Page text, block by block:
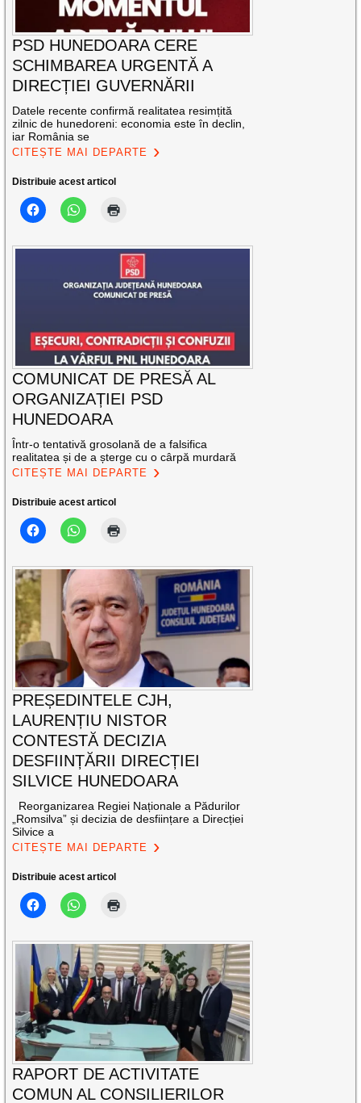
PSD HUNEDOARA CERE
SCHIMBAREA URGENTĂ A
DIRECȚIEI GUVERNĂRII
Datele recente confirmă realitatea resimțită
zilnic de hunedoreni: economia este în declin,
iar România se
CITEȘTE MAI DEPARTE
Distribuie acest articol
COMUNICAT DE PRESĂ AL
ORGANIZAȚIEI PSD
HUNEDOARA
Într-o tentativă grosolană de a falsifica
realitatea și de a șterge cu o cârpă murdară
CITEȘTE MAI DEPARTE
Distribuie acest articol
PREȘEDINTELE CJH,
LAURENȚIU NISTOR
CONTESTĂ DECIZIA
DESFIINȚĂRII DIRECȚIEI
SILVICE HUNEDOARA
Reorganizarea Regiei Naționale a Pădurilor
„Romsilva” și decizia de desființare a Direcției
Silvice a
CITEȘTE MAI DEPARTE
Distribuie acest articol
RAPORT DE ACTIVITATE
COMUN AL CONSILIERILOR